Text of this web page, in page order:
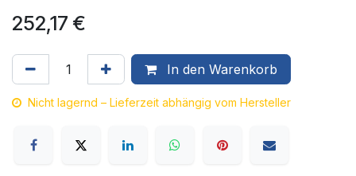
252,17 €
In den Warenkorb
Nicht lagernd – Lieferzeit abhängig vom Hersteller